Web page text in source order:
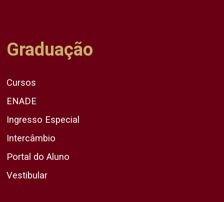
Graduação
Cursos
ENADE
Ingresso Especial
Intercâmbio
Portal do Aluno
Vestibular